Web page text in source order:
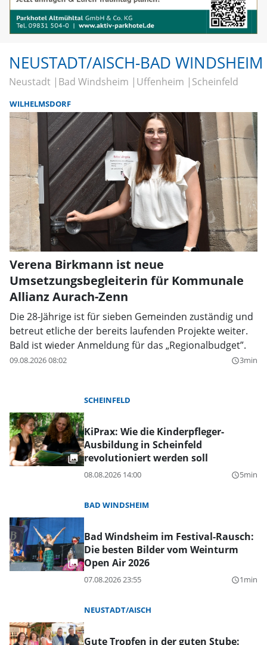
NEUSTADT/AISCH-BAD WINDSHEIM
Neustadt Bad Windsheim Uffenheim Scheinfeld
WILHELMSDORF
Verena Birkmann ist neue
Umsetzungsbegleiterin für Kommunale
Allianz Aurach-Zenn
Die 28-Jährige ist für sieben Gemeinden zuständig und
betreut etliche der bereits laufenden Projekte weiter.
Bald ist wieder Anmeldung für das „Regionalbudget”.
09.08.2026 08:02 query_builder3min
SCHEINFELD
KiPrax: Wie die Kinderpfleger-
Ausbildung in Scheinfeld
revolutioniert werden soll
08.08.2026 14:00 query_builder5min
BAD WINDSHEIM
Bad Windsheim im Festival-Rausch:
Die besten Bilder vom Weinturm
Open Air 2026
07.08.2026 23:55 query_builder1min
NEUSTADT/AISCH
Gute Tropfen in der guten Stube: